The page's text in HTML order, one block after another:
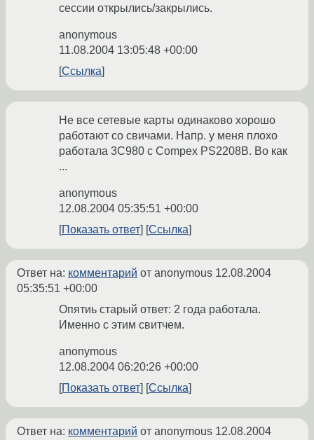
сессии открылись/закрылись.
anonymous
11.08.2004 13:05:48 +00:00
Ссылка
Не все сетевые карты одинаково хорошо
работают со свичами. Напр. у меня плохо
работала 3C980 с Compex PS2208B. Во как
...
anonymous
12.08.2004 05:35:51 +00:00
Показать ответ
Ссылка
Ответ на: комментарий от anonymous 12.08.2004
05:35:51 +00:00
Опятиь старый ответ: 2 года работала.
Именно с этим свитчем.
anonymous
12.08.2004 06:20:26 +00:00
Показать ответ
Ссылка
Ответ на: комментарий от anonymous 12.08.2004